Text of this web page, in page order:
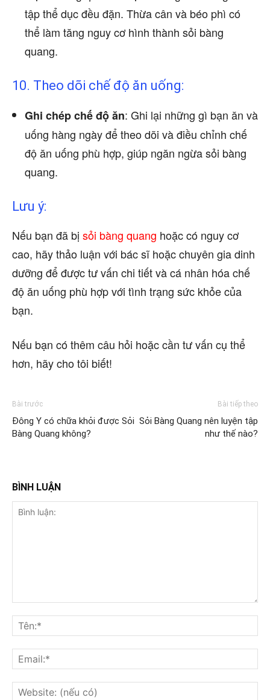
tập thể dục đều đặn. Thừa cân và béo phì có
thể làm tăng nguy cơ hình thành sỏi bàng
quang.
10. Theo dõi chế độ ăn uống:
Ghi chép chế độ ăn: Ghi lại những gì bạn ăn và
uống hàng ngày để theo dõi và điều chỉnh chế
độ ăn uống phù hợp, giúp ngăn ngừa sỏi bàng
quang.
Lưu ý:
Nếu bạn đã bị sỏi bàng quang hoặc có nguy cơ
cao, hãy thảo luận với bác sĩ hoặc chuyên gia dinh
dưỡng để được tư vấn chi tiết và cá nhân hóa chế
độ ăn uống phù hợp với tình trạng sức khỏe của
bạn.
Nếu bạn có thêm câu hỏi hoặc cần tư vấn cụ thể
hơn, hãy cho tôi biết!
Bài trước
Đông Y có chữa khỏi được Sỏi
Bàng Quang không?
Bài tiếp theo
Sỏi Bàng Quang nên luyện tập
như thế nào?
BÌNH LUẬN